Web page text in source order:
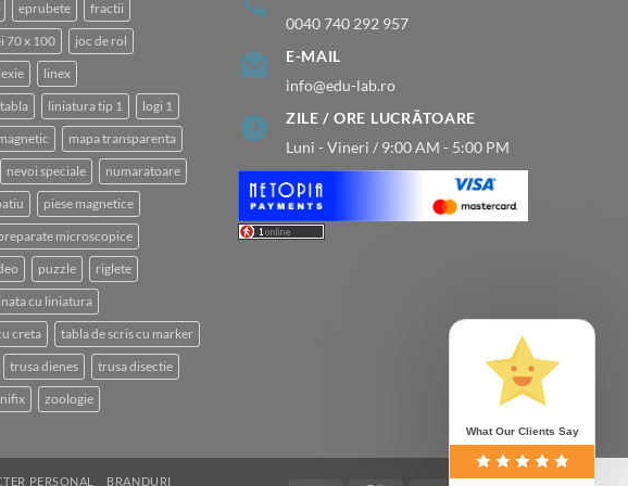
eprubete fractii
70 x 100 joc de rol
linex
liniatura tip 1 logi 1
mapa transparenta
nevoi speciale numaratoare
piese magnetice
microscopice
puzzle riglete
cu liniatura
creta tabla de scris cu marker
trusa dienes trusa disectie
zoologie
0040 740 292 957
E-MAIL
info@edu-lab.ro
ZILE / ORE LUCRĂTOARE
Luni - Vineri / 9:00 AM - 5:00 PM
PERSONAL BRANDURI
What Our Clients Say